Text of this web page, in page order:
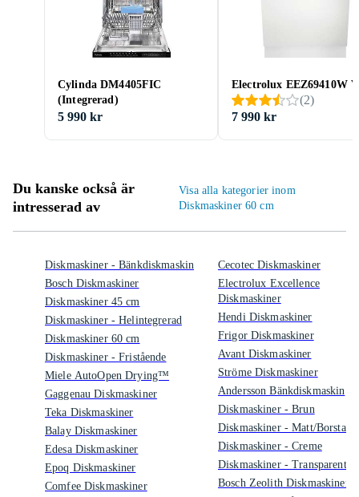
Cylinda DM4405FIC
(Integrerad)
5 990 kr
Electrolux EEZ69410W
(2)
7 990 kr
Du kanske också är
intresserad av
Visa alla kategorier inom
Diskmaskiner 60 cm
Diskmaskiner - Bänkdiskmaskin
Bosch Diskmaskiner
Diskmaskiner 45 cm
Diskmaskiner - Helintegrerad
Diskmaskiner 60 cm
Diskmaskiner - Fristående
Miele AutoOpen Drying™
Gaggenau Diskmaskiner
Teka Diskmaskiner
Balay Diskmaskiner
Edesa Diskmaskiner
Epoq Diskmaskiner
Comfee Diskmaskiner
Cecotec Diskmaskiner
Electrolux Excellence
Diskmaskiner
Hendi Diskmaskiner
Frigor Diskmaskiner
Avant Diskmaskiner
Ströme Diskmaskiner
Andersson Bänkdiskmaskin
Diskmaskiner - Brun
Diskmaskiner - Matt/Borstad
Diskmaskiner - Creme
Diskmaskiner - Transparent
Bosch Zeolith Diskmaskiner